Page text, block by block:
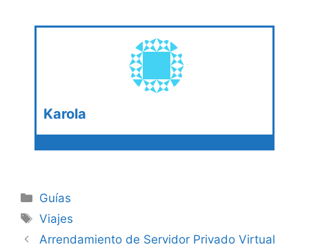
Karola
Categories
Guías
Tags
Viajes
Arrendamiento de Servidor Privado Virtual